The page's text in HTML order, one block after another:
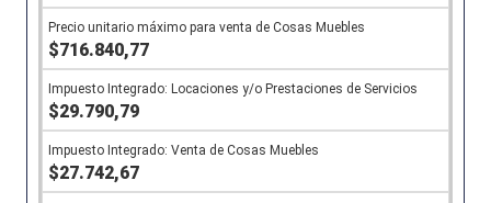
$716.840,77
$29.790,79
$27.742,67